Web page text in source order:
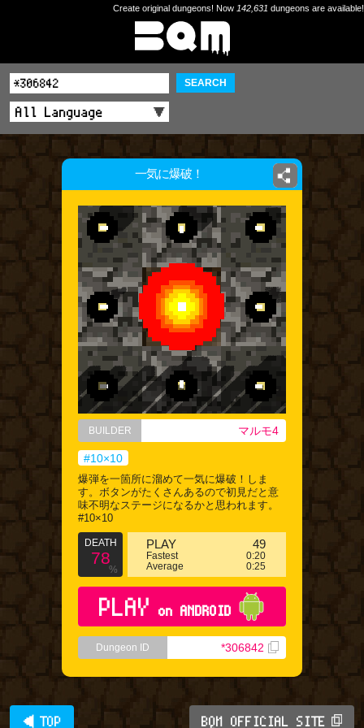
Create original dungeons! Now 142,631 dungeons are available!
SEARCH
一気に爆破！
BUILDER マルモ4
#10×10
爆弾を一箇所に溜めて一気に爆破！しま
す。ボタンがたくさんあるので初見だと意
味不明なステージになるかと思われます。
#10×10
DEATH
78
%
PLAY 49
Fastest
0:20
Average
0:25
PLAY on ANDROID
Dungeon ID *306842
◀ TOP BQM OFFICIAL SITE